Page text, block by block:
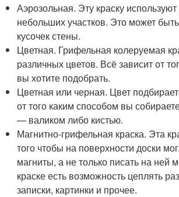
Аэрозольная. Эту краску
небольших участков. Это может
кусочек стены.
Цветная. Грифельная колеруемая
различных цветов. Всё зависит от
вы хотите подобрать.
Цветная или черная. Цвет
от того каким способом вы
— валиком либо кистью.
Магнитно-грифельная краска. Эта
того чтобы на поверхности доски
магниты, а не только писать на ней
краске есть возможность цеплять
записки, картинки и прочее.